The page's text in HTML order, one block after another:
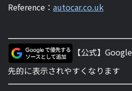
Reference： autocar.co.uk
【公式】
先的に表示されやすくなります